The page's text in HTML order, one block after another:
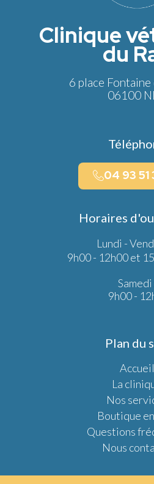
Clinique
du
6 place Fontaine
06100
04 93 51
Horaires
Lundi -
9h00 - 12h00 et
Samedi
9h00 -
Plan du
Accueil
La
Nos
Boutique
Questions
Nous